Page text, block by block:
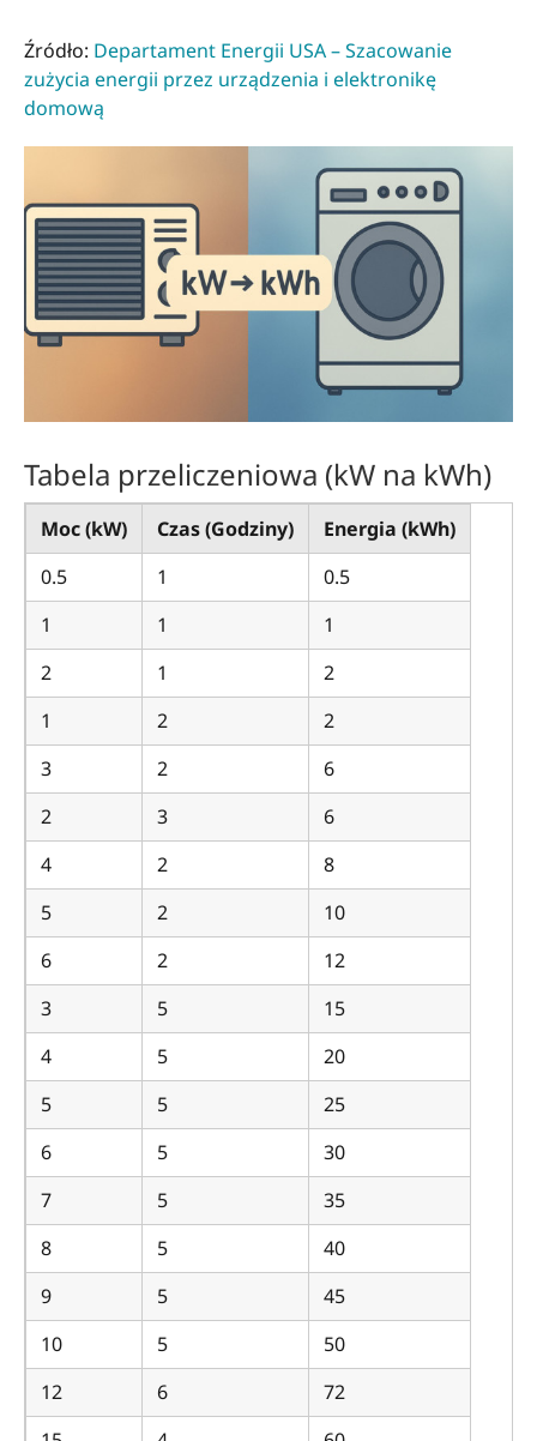
Źródło: Departament Energii USA – Szacowanie
zużycia energii przez urządzenia i elektronikę
domową
Tabela przeliczeniowa (kW na kWh)
Moc (kW) Czas (Godziny)
Energia (kWh)
0.5
1
0.5
1
1
1
2
1
2
1
2
2
3
2
6
2
3
6
4
2
8
5
2
10
6
2
12
3
5
15
4
5
20
5
5
25
6
5
30
7
5
35
8
5
40
9
5
45
10
5
50
12
6
72